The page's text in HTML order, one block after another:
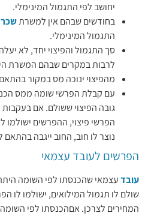
יחושב לפי התגמול המינימלי.
בחודשים שבהם אין למשרתשכר
התגמול המינימלי.
סך התגמול והפיצוי יחד, לא
לרבות במקרים שבהם המשרת
מהפיצוי ינוכה מס במקור בהתאם
עם קבלת הפרשי שומה ממס
גובה הפיצוי ששולם.אם בעקבות
הפרשי פיצוי, ההפרשים ישולמו
נוצר לו חוב, החוב ייגבה בהתאם
הפרשים לעובד עצמאי
עובדעצמאי שהכנסתו לפי השומה
שולם לו תגמול המילואים, ישולמו לו
המחירים לצרכן. אםהכנסתו לפי